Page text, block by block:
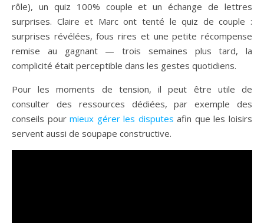
rôle), un quiz 100% couple et un échange de lettres
surprises. Claire et Marc ont tenté le quiz de couple :
surprises révélées, fous rires et une petite récompense
remise au gagnant — trois semaines plus tard, la
complicité était perceptible dans les gestes quotidiens.
Pour les moments de tension, il peut être utile de
consulter des ressources dédiées, par exemple des
conseils pourmieux gérer les disputes afin que les loisirs
servent aussi de soupape constructive.